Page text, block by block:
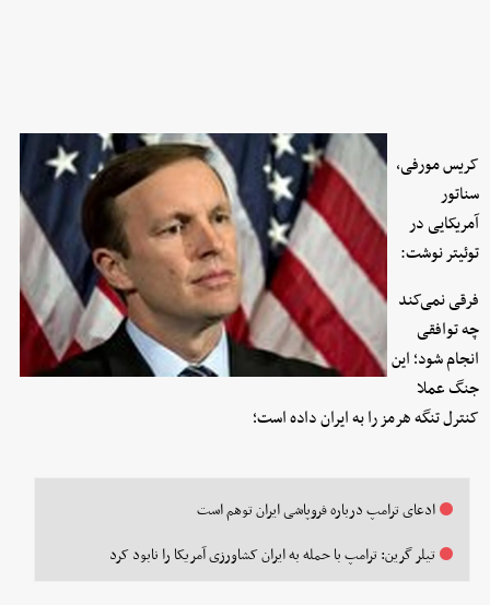
کریس مورفی،
سناتور
آمریکایی در
توئیتر نوشت:
فرقی نمی‌کند
چه توافقی
انجام شود؛ این
جنگ عملا
کنترل تنگه هرمز را به ایران داده است؛
ادعای ترامپ درباره فروپاشی ایران توهم است
تیلر گرین: ترامپ با حمله به ایران کشاورزی آمریکا را نابود کرد